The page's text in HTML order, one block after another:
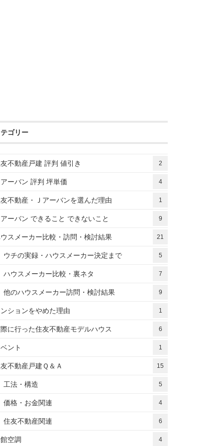
ゴリー
不動産戸建 評判 値引き 2
アーバン 評判 坪単価 4
不動産・Ｊアーバンを選んだ理由 1
アーバン できること できないこと 9
スメーカー比較・訪問・検討結果 21
ウチの実録・ハウスメーカー決定まで 5
ハウスメーカー比較・裏ネタ 7
他のハウスメーカー訪問・検討結果 9
ションをやめた理由 1
に行った住友不動産モデルハウス 6
ント 1
不動産戸建Ｑ＆Ａ 15
工法・構造 5
価格・お金関連 4
住友不動産関連 6
空調 4